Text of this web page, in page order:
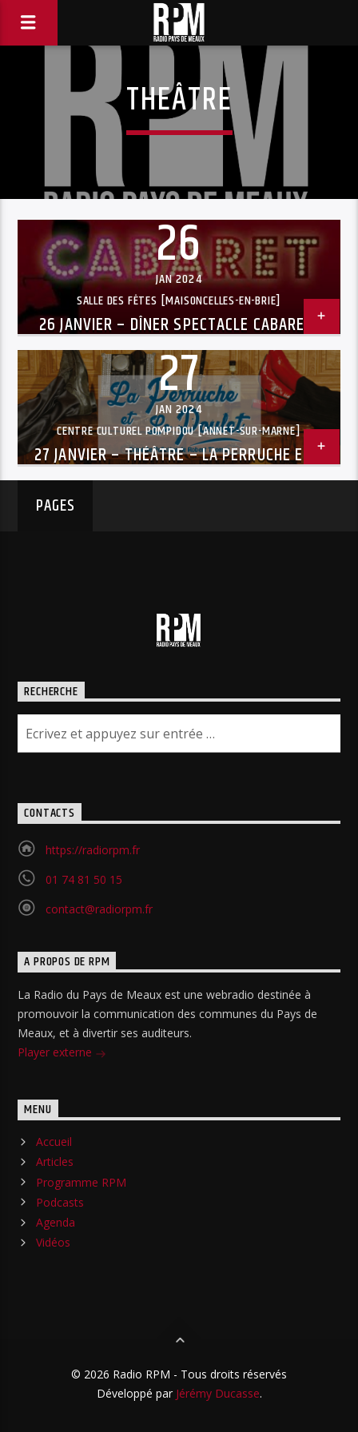
THEÂTRE
26
JAN 2024
SALLE DES FÊTES [MAISONCELLES-EN-BRIE]
26 JANVIER – DÎNER SPECTACLE CABARET –
« LA CROISIÈRE S’AMUSE »
27
JAN 2024
CENTRE CULTUREL POMPIDOU [ANNET-SUR-MARNE]
27 JANVIER – THÉÂTRE – LA PERRUCHE ET LE
POULET –
PAGES
RECHERCHE
CONTACTS
https://radiorpm.fr
01 74 81 50 15
contact@radiorpm.fr
A PROPOS DE RPM
La Radio du Pays de Meaux est une webradio destinée à
promouvoir la communication des communes du Pays de
Meaux, et à divertir ses auditeurs.
Player externe
MENU
Accueil
Articles
Programme RPM
Podcasts
Agenda
Vidéos
© 2026 Radio RPM - Tous droits réservés
Développé parJérémy Ducasse.